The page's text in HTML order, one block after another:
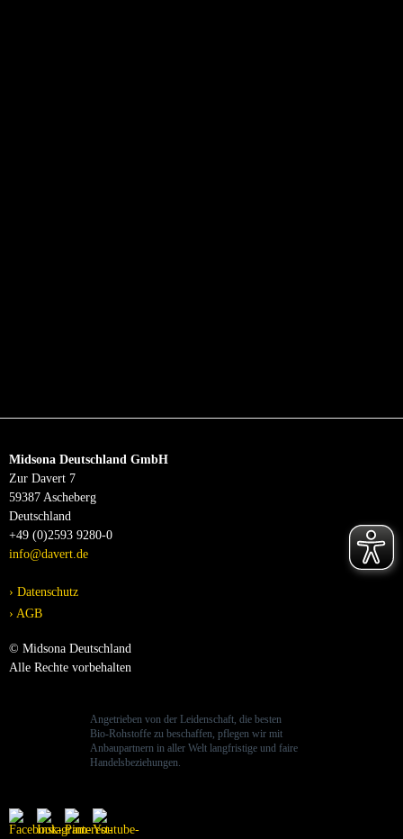
Midsona Deutschland GmbH
Zur Davert 7
59387 Ascheberg
Deutschland
+49 (0)2593 9280-0
info@davert.de
Datenschutz
AGB
© Midsona Deutschland
Alle Rechte vorbehalten
Angetrieben von der Leidenschaft, die besten
Bio-Rohstoffe zu beschaffen, pflegen wir mit
Anbaupartnern in aller Welt langfristige und faire
Handelsbeziehungen.